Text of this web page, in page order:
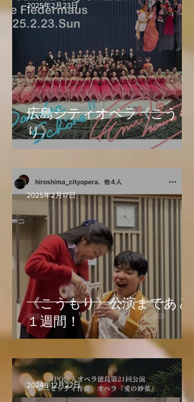
広島シティオペラ《こうも
り》
2025年2月23日
《こうもり》公演まであと
１週間！
2025年2月17日
2024年12月22日